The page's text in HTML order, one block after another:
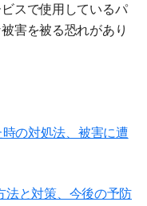
スで使用しているパ
害を被る恐れがあり
の対処法、被害に遭
と対策、今後の予防